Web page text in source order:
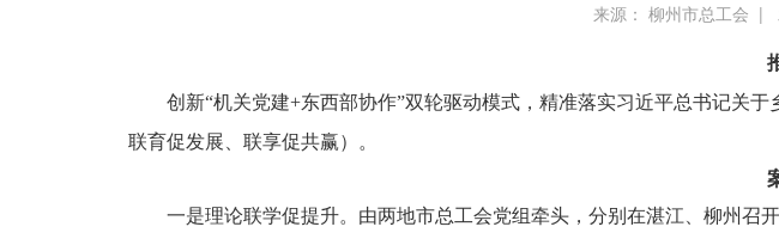
来源： 柳州市总工会 |
创新“机关党建+东西部协作”双轮驱动模式，精准落实习近平总书记关
联育促发展、联享促共赢）。
一是理论联学促提升。由两地市总工会党组牵头，分别在湛江、柳州召